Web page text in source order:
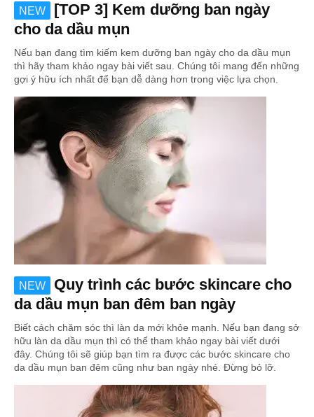
NEW
[TOP 3] Kem dưỡng ban ngày
cho da dầu mụn
Nếu bạn đang tìm kiếm kem dưỡng ban ngày cho da dầu mụn
thì hãy tham khảo ngay bài viết sau. Chúng tôi mang đến những
gợi ý hữu ích nhất để bạn dễ dàng hơn trong việc lựa chọn.
NEW
Quy trình các bước skincare cho
da dầu mụn ban đêm ban ngày
Biết cách chăm sóc thì làn da mới khỏe mạnh. Nếu bạn đang sở
hữu làn da dầu mụn thì có thể tham khảo ngay bài viết dưới
đây. Chúng tôi sẽ giúp bạn tìm ra được các bước skincare cho
da dầu mụn ban đêm cũng như ban ngày nhé. Đừng bỏ lỡ.